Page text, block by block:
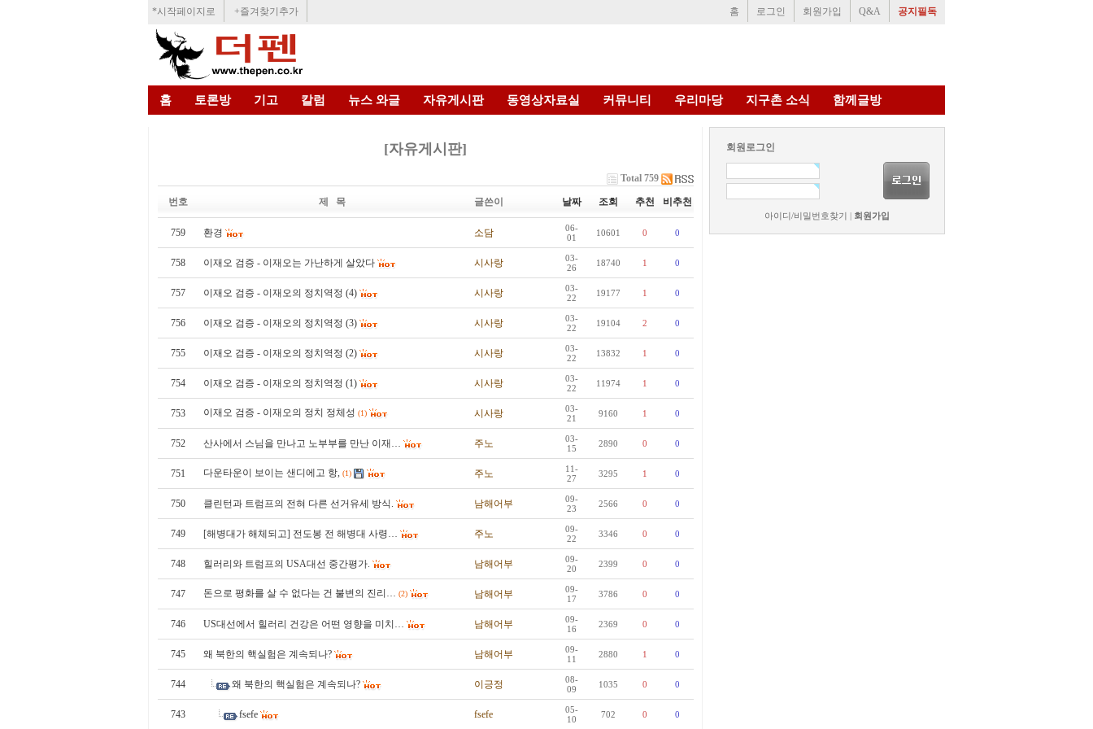
*시작페이지로 +즐겨찾기추가 홈 로그인 회원가입 Q&A 공지필독
홈 토론방 기고 칼럼 뉴스 와글 자유게시판 동영상자료실 커뮤니티 우리마당 지구촌 소식 함께글방
[자유게시판]
Total 759
번호 제 목 글쓴이 날짜 조회 추천 비추천
759 환경 소담
06-
01
10601 0 0
758 이재오 검증 - 이재오는 가난하게 살았다 시사랑
03-
26
18740 1 0
757 이재오 검증 - 이재오의 정치역정 (4) 시사랑
03-
22
19177 1 0
756 이재오 검증 - 이재오의 정치역정 (3) 시사랑
03-
22
19104 2 0
755 이재오 검증 - 이재오의 정치역정 (2) 시사랑
03-
22
13832 1 0
754 이재오 검증 - 이재오의 정치역정 (1) 시사랑
03-
22
11974 1 0
753 이재오 검증 - 이재오의 정치 정체성 (1) 시사랑
03-
21
9160 1 0
752 산사에서 스님을 만나고 노부부를 만난 이재… 주노
03-
15
2890 0 0
751 다운타운이 보이는 샌디에고 항, (1) 주노
11-
27
3295 1 0
750 클린턴과 트럼프의 전혀 다른 선거유세 방식. 남해어부
09-
23
2566 0 0
749 [해병대가 해체되고] 전도봉 전 해병대 사령… 주노
09-
22
3346 0 0
748 힐러리와 트럼프의 USA대선 중간평가. 남해어부
09-
20
2399 0 0
747 돈으로 평화를 살 수 없다는 건 불변의 진리… (2) 남해어부
09-
17
3786 0 0
746 US대선에서 힐러리 건강은 어떤 영향을 미치… 남해어부
09-
16
2369 0 0
745 왜 북한의 핵실험은 계속되나? 남해어부
09-
11
2880 1 0
744 왜 북한의 핵실험은 계속되나? 이긍정
08-
09
1035 0 0
743 fsefe fsefe
05-
10
702 0 0
회원로그인
아이디/비밀번호찾기 회원가입